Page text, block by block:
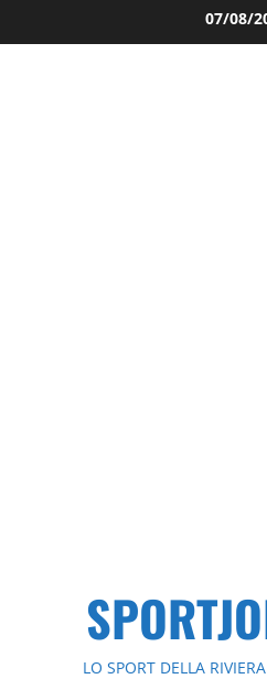
al
07/08/
LO SPORT DELLA